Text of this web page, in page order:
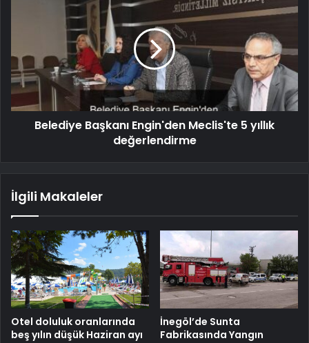
Belediye Başkanı Engin'den Meclis'te 5 yıllık
değerlendirme
İlgili Makaleler
Otel doluluk oranlarında
beş yılın düşük Haziran ayı
İnegöl’de Sunta
Fabrikasında Yangın